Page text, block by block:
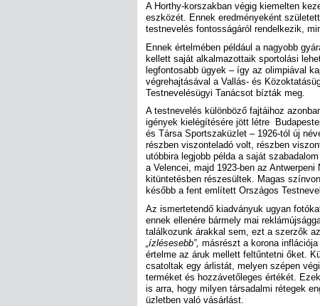
A Horthy-korszakban végig kiemelten
eszközét. Ennek eredményeként
testnevelés fontosságáról rendelkezik,
Ennek értelmében például a nagyobb
kellett saját alkalmazottaik sportolási
legfontosabb ügyek – így az olimpiával
végrehajtásával a Vallás- és
Testnevelésügyi Tanácsot bízták meg.
A testnevelés különböző fajtáihoz
igények kielégítésére jött létre
és Társa Sportszaküzlet – 1926-tól új
részben viszonteladó volt, részben
utóbbira legjobb példa a saját
a Velencei, majd 1923-ben az
kitüntetésben részesültek. Magas
később a fent említett Országos
Az ismertetendő kiadványuk ugyan
ennek ellenére bármely mai
találkozunk árakkal sem, ezt a szerzők
„ízlésesebb”, másrészt a korona
értelme az áruk mellett feltűntetni őket.
csatoltak egy árlistát, melyen szépen
terméket és hozzávetőleges értékét.
is arra, hogy milyen társadalmi rétegek
üzletben való vásárlást.